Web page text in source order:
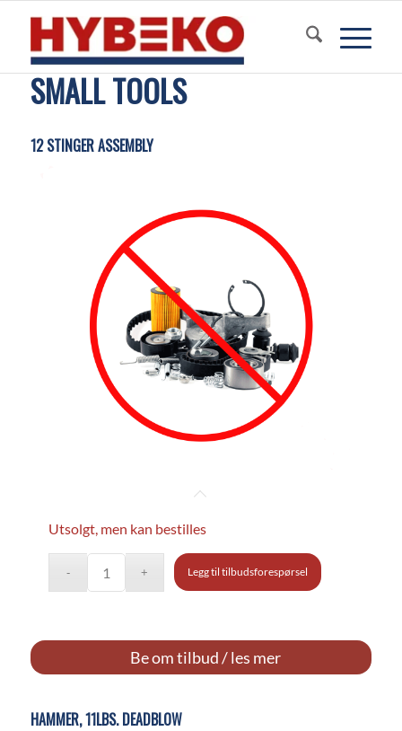
SMALL TOOLS
12 STINGER ASSEMBLY
Utsolgt, men kan bestilles
Legg til tilbudsforespørsel
Be om tilbud / les mer
HAMMER, 11LBS. DEADBLOW